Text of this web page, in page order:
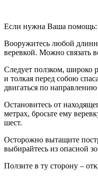
Если нужна Ваша помощь:
Вооружитесь любой
веревкой. Можно связать
Следует ползком, широко
и толкая перед собою
двигаться по
Остановитесь от
метрах, бросьте ему
шест.
Осторожно вытащите
выбирайтесь из опасной
Ползите в ту сторону –